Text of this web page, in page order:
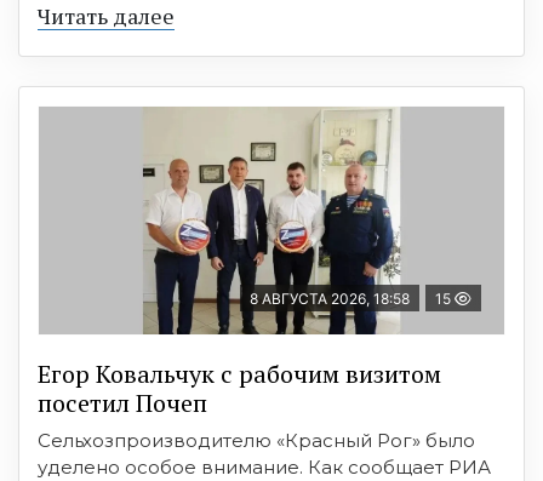
Читать далее
8 АВГУСТА 2026, 18:58 15
Егор Ковальчук с рабочим визитом
посетил Почеп
Сельхозпроизводителю «Красный Рог» было
уделено особое внимание. Как сообщает РИА